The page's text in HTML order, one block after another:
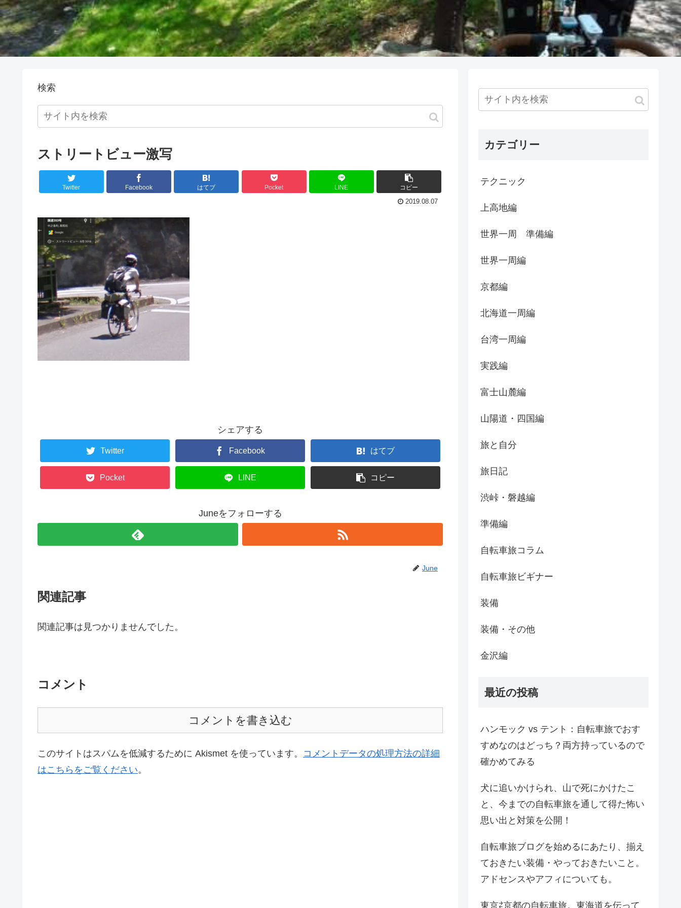
検索
ストリートビュー激写
Twitter Facebook はてブ Pocket LINE コピー
2019.08.07
シェアする
Twitter Facebook はてブ
Pocket LINE コピー
Juneをフォローする
June
関連記事
関連記事は見つかりませんでした。
コメント
コメントを書き込む
このサイトはスパムを低減するために Akismet を使っています。 コメントデータの処理方法の詳細
はこちらをご覧ください。
カテゴリー
テクニック
上高地編
世界一周 準備編
世界一周編
京都編
北海道一周編
台湾一周編
実践編
富士山麓編
山陽道・四国編
旅と自分
旅日記
渋峠・磐越編
準備編
自転車旅コラム
自転車旅ビギナー
装備
装備・その他
金沢編
最近の投稿
ハンモック vs テント：自転車旅でおす
すめなのはどっち？両方持っているので
確かめてみる
犬に追いかけられ、山で死にかけたこ
と、今までの自転車旅を通して得た怖い
思い出と対策を公開！
自転車旅ブログを始めるにあたり、揃え
ておきたい装備・やっておきたいこと。
アドセンスやアフィについても。
東京⇄京都の自転車旅。東海道を伝って